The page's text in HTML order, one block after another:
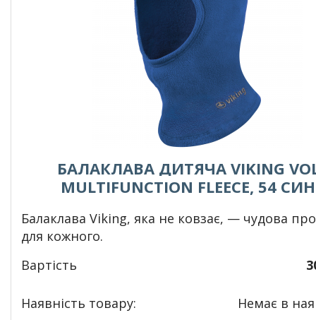
БАЛАКЛАВА ДИТЯЧА VIKING
MULTIFUNCTION FLEECE, 54
Балаклава Viking, яка не ковзає, — чудова
для кожного.
Вартість
Наявність товару: Немає в